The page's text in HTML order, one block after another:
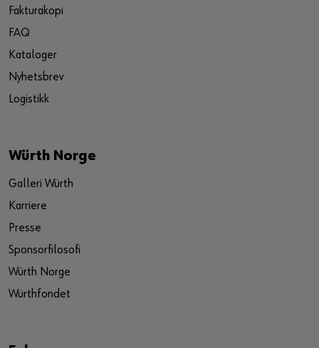
Fakturakopi
FAQ
Kataloger
Nyhetsbrev
Logistikk
Würth Norge
Galleri Würth
Karriere
Presse
Sponsorfilosofi
Würth Norge
Würthfondet